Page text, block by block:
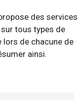
des services
tous types de
de chacune de
ainsi.